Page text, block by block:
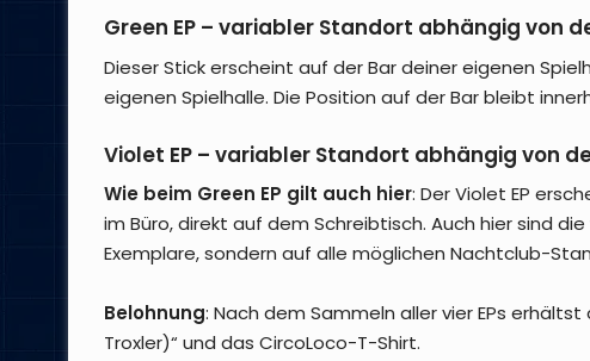
Green EP – variabler Standort abhängig von
Dieser Stick erscheint auf der Bar deiner eigenen
eigenen Spielhalle. Die Position auf der Bar bleibt
Violet EP – variabler Standort abhängig von
Wie beim Green EP gilt auch hier: Der Violet EP
im Büro, direkt auf dem Schreibtisch. Auch hier sind
Exemplare, sondern auf alle möglichen Nachtclub-
Belohnung: Nach dem Sammeln aller vier EPs erhältst
Troxler)“ und das CircoLoco-T-Shirt.